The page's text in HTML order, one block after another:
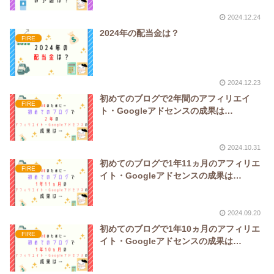
2024.12.24
FIRE
2024年の配当金は？
2024.12.23
FIRE
初めてのブログで2年間のアフィリエイ
ト・Googleアドセンスの成果は…
2024.10.31
FIRE
初めてのブログで1年11ヵ月のアフィリエ
イト・Googleアドセンスの成果は…
2024.09.20
FIRE
初めてのブログで1年10ヵ月のアフィリエ
イト・Googleアドセンスの成果は…